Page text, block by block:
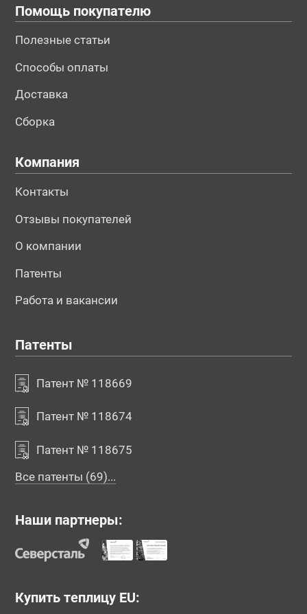
Помощь покупателю
Полезные статьи
Способы оплаты
Доставка
Сборка
Компания
Контакты
Отзывы покупателей
О компании
Патенты
Работа и вакансии
Патенты
Патент № 118669
Патент № 118674
Патент № 118675
Все патенты (69)...
Наши партнеры:
Купить теплицу EU: